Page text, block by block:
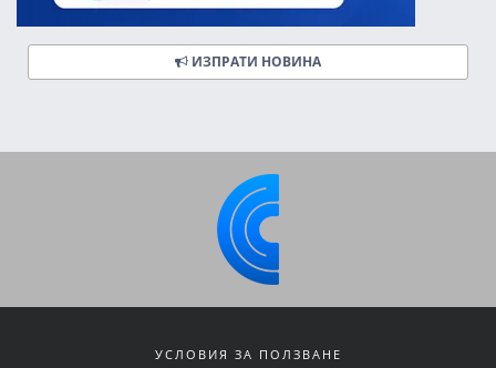
ИЗПРАТИ НОВИНА
УСЛОВИЯ ЗА ПОЛЗВАНЕ